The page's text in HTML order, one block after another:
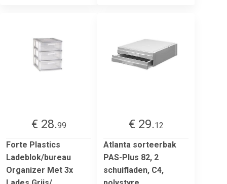
€ 28.99
Forte Plastics
Ladeblok/bureau
Organizer Met 3x
€ 29.12
Atlanta sorteerbak
PAS-Plus 82, 2
schuifladen, C4,